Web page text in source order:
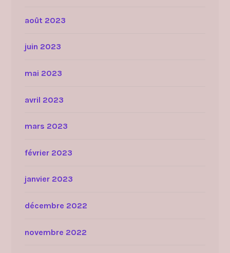
août 2023
juin 2023
mai 2023
avril 2023
mars 2023
février 2023
janvier 2023
décembre 2022
novembre 2022